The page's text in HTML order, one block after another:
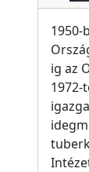
ig az